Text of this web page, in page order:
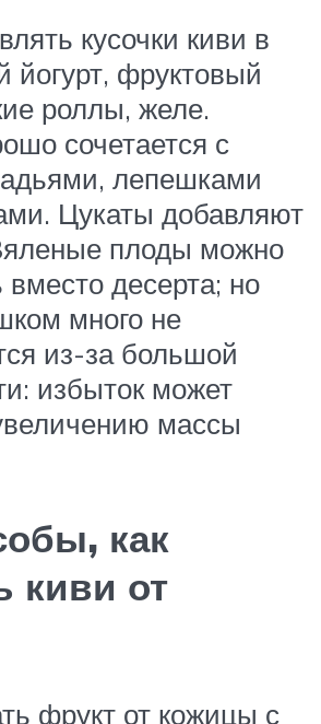
кусочки киви в
йогурт, фруктовый
роллы, желе.
сочетается с
лепешками
Цукаты добавляют
плоды можно
вместо десерта; но
много не
из-за большой
избыток может
массы
как
киви от
фрукт от кожицы с